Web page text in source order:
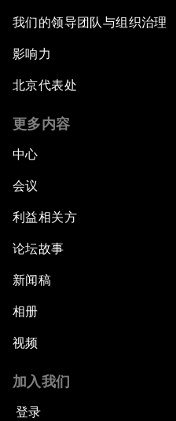
我们的领导团队与组织治理
影响力
北京代表处
更多内容
中心
会议
利益相关方
论坛故事
新闻稿
相册
视频
加入我们
登录